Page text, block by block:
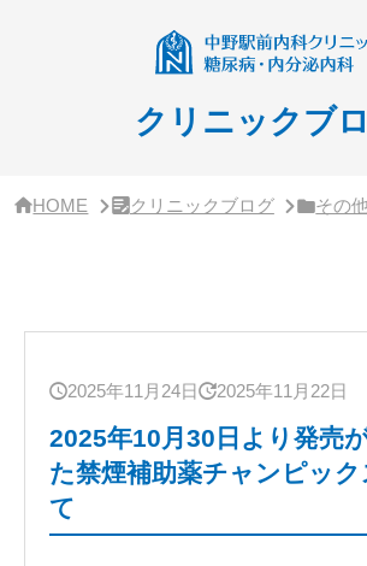
クリニックブ
HOME クリニックブログ その
2025年11月24日 2025年11月22日
2025年10月30日より発売
た禁煙補助薬チャンピッ
て